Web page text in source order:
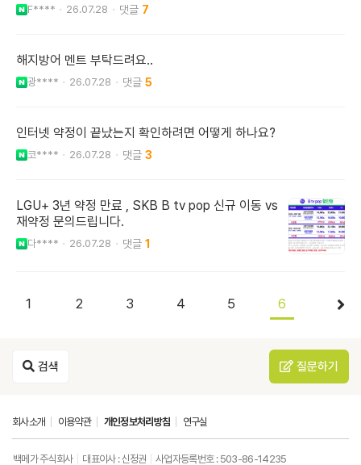
F**** 26.07.28 7
해지방어 멘트 부탁드려요..
광**** 26.07.28 5
인터넷 약정이 끝났는지 확인하려면 어떻게 하나요?
코**** 26.07.28 3
LGU+ 3년 약정 만료 , SKB B tv pop 신규 이동 vs
재약정 문의드립니다.
다**** 26.07.28 1
1 2 3 4 5 6
검색 질문하기
회사소개 이용약관 개인정보처리방침 연구실
백메가 주식회사 대표이사 : 신정권 사업자등록번호 : 503-86-14235